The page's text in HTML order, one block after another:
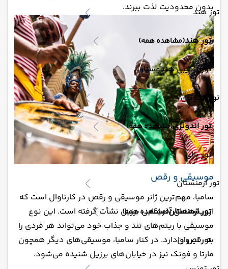
تور هند
تور هند(مشاهده همه)
تور ترکیبی هندوستان
تور اندونزی
تور اندونزی(مشاهده همه)
تور بالی
تور ارمنستان
تور ارمنستان(مشاهده همه)
تور ایروان
بدون محدودیت لذت ببرند.
موسیقی و رقص
سامبا، مهم‌ترین ژانر موسیقی و رقص در کارناوال است که
از ریشه‌های آفریقایی برزیل نشأت گرفته است. این نوع
موسیقی با ریتم‌های تند و جذاب خود می‌تواند هر فردی را
به رقص وادارد. در کنار سامبا، موسیقی‌های دیگر همچون
مارتا و فونک نیز در خیابان‌های برزیل شنیده می‌شود.